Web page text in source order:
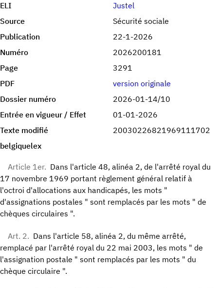
ELI
Justel
Source
Sécurité sociale
Publication
22-1-2026
Numéro
2026200181
Page
3291
PDF
version originale
Dossier numéro
2026-01-14/10
Entrée en vigueur / Effet
01-01-2026
Texte modifié
20030226821969111702
belgiquelex
Article 1er. Dans l'article 48, alinéa 2, de l'arrêté royal du
17 novembre 1969 portant règlement général relatif à
l'octroi d'allocations aux handicapés, les mots "
d'assignations postales " sont remplacés par les mots " de
chèques circulaires ".
Art. 2. Dans l'article 58, alinéa 2, du même arrêté,
remplacé par l'arrêté royal du 22 mai 2003, les mots " de
l'assignation postale " sont remplacés par les mots " du
chèque circulaire ".